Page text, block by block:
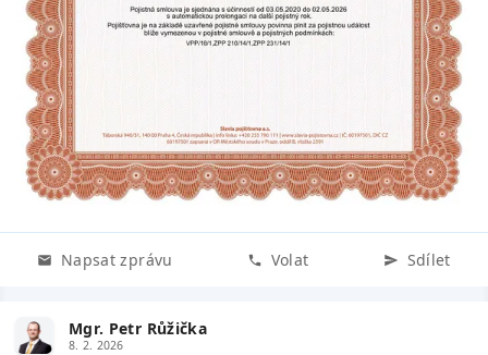
Napsat zprávu Volat Sdílet
Mgr. Petr Růžička
8. 2. 2026